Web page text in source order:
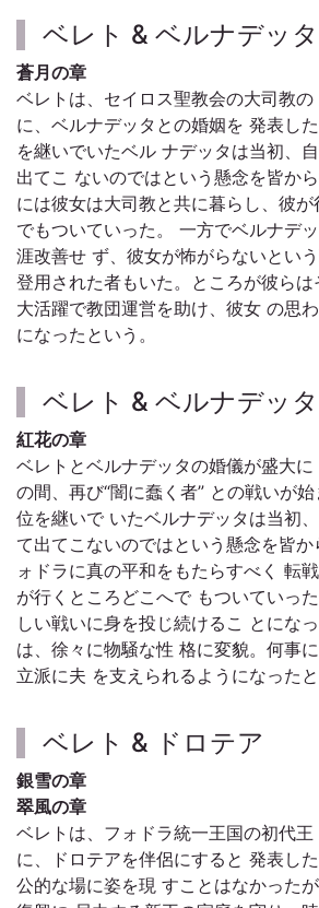
ベレト & ベルナデッタ
蒼月の章
ベレトは、セイロス聖教会の大司教
に、ベルナデッタとの婚姻を 発表し
を継いでいたベル ナデッタは当初、
出てこ ないのではという懸念を皆か
には彼女は大司教と共に暮らし、彼
でもついていった。 一方でベルナデ
涯改善せ ず、彼女が怖がらないとい
登用された者もいた。ところが彼ら
大活躍で教団運営を助け、彼女 の思
になったという。
ベレト & ベルナデッタ
紅花の章
ベレトとベルナデッタの婚儀が盛大
の間、再び“闇に蠢く者” との戦いが
位を継いで いたベルナデッタは当初
て出てこないのではという懸念を皆
ォドラに真の平和をもたらすべく 転
が行くところどこへで もついていっ
しい戦いに身を投じ続けるこ とにな
は、徐々に物騒な性 格に変貌。何事に
立派に夫 を支えられるようになったと
ベレト & ドロテア
銀雪の章
翠風の章
ベレトは、フォドラ統一王国の初代
に、ドロテアを伴侶にすると 発表し
公的な場に姿を現 すことはなかった